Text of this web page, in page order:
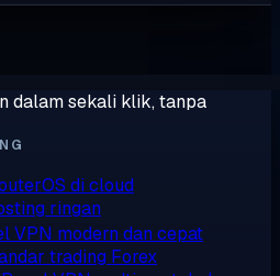
dalam sekali klik, tanpa
di cloud
ringan
VPN modern dan cepat
trading Forex